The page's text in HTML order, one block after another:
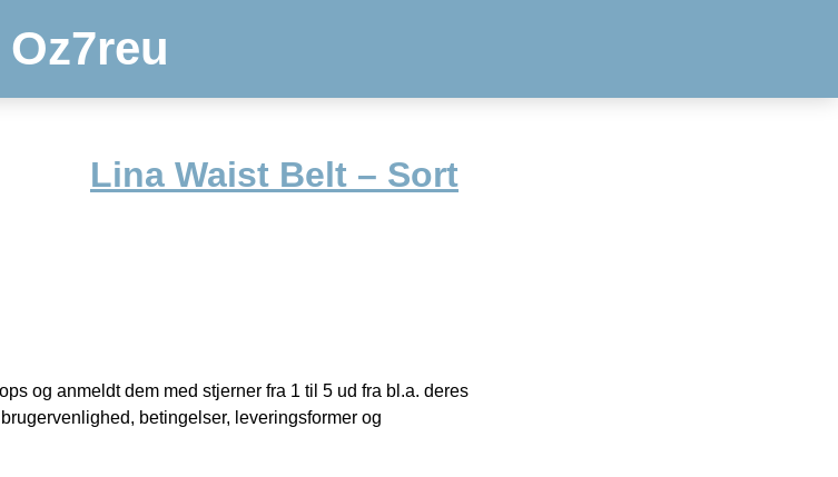
Oz7reu
Lina Waist Belt – Sort
og anmeldt dem med stjerner fra 1 til 5 ud fra bl.a. deres
betingelser, leveringsformer og